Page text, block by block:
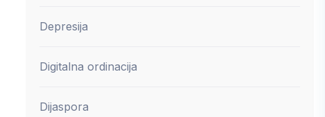
Depresija
Digitalna ordinacija
Dijaspora